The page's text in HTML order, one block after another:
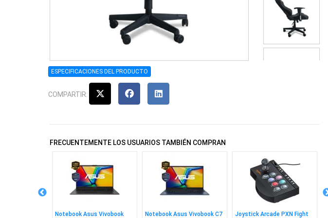
ESPECIFICACIONES DEL PRODUCTO
COMPARTIR:
FRECUENTEMENTE LOS USUARIOS TAMBIÉN COMPRAN
Notebook Asus Vivobook Notebook Asus Vivobook C7 Joystick Arcade PXN Fight